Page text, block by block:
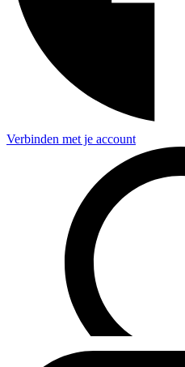
Verbinden met je account